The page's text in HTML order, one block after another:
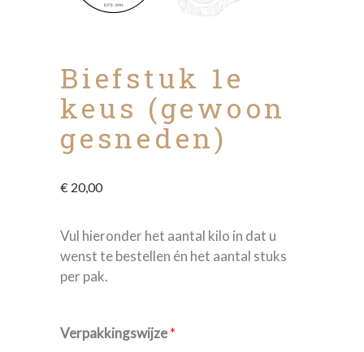
Biefstuk 1e
keus (gewoon
gesneden)
€ 20,00
Vul hieronder het aantal kilo in dat u
wenst te bestellen én het aantal stuks
per pak.
Verpakkingswijze*